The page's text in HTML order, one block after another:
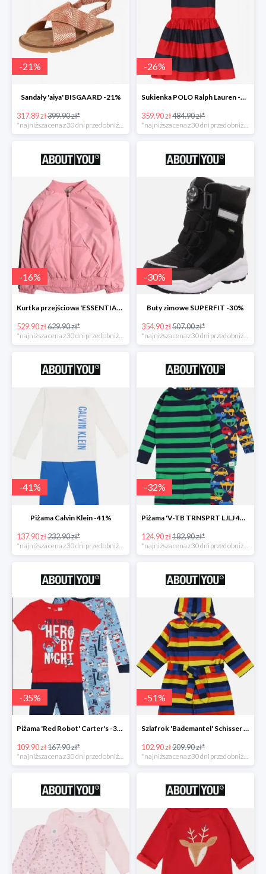
-21%
Sandały 'aiya' BISGAARD -21%
317.89 zł399.90 zł*
*najniższa cena z 30 dni przed obniżką
-26%
Sukienka POLO Ralph Lauren -26%
359.90 zł484.90 zł*
*najniższa cena z 30 dni przed obniżką
-16%
Kurtka przejściowa 'ESSENTIAL TOMMY TAPE JACKET -16%
529.90 zł629.90 zł*
-30%
Buty zimowe SUPERFIT -30%
354.90 zł507.00 zł*
-41%
Piżama Calvin Klein -41%
137.90 zł232.90 zł*
*najniższa cena z 30 dni przed obniżką
-32%
Piżama 'V-TB TRNSPRT LJLJ 4PC' GAP -32%
124.90 zł182.90 zł*
*najniższa cena z 30 dni przed obniżką
-35%
Piżama 'Red Robot' Carter's -35%
109.90 zł167.90 zł*
-51%
Szlafrok 'Bademantel' Schisser -51%
102.90 zł209.90 zł*